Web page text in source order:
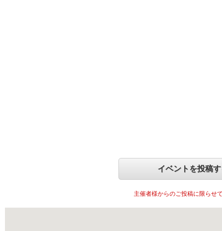
イベントを投稿
主催者様からのご投稿に限らせ